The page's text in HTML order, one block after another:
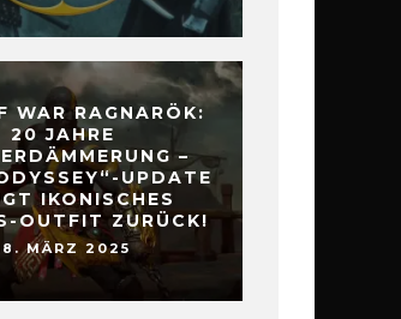
WAR RAGNARÖK:
20 JAHRE
–
UPDATE
IKONISCHES
OUTFIT ZURÜCK!
MÄRZ 2025